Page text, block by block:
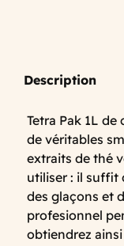
Description
Tetra Pak 1L
de véritables
extraits de thé
utiliser : il suffit
des glaçons et
profesionnel
obtiendrez